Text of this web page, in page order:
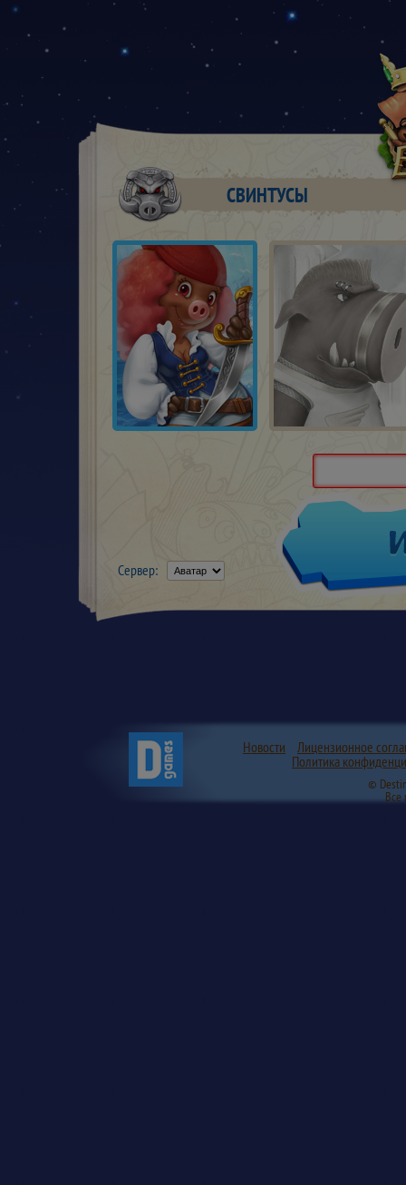
СВИНТУСЫ
Сервер:
Новости
Лицензионное
Политика
©
Все